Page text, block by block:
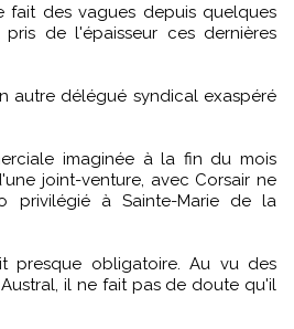
fait des vagues depuis quelques
pris de l'épaisseur ces dernières
autre délégué syndical exaspéré
imaginée à la fin du mois
joint-venture, avec Corsair ne
privilégié à Sainte-Marie de la
presque obligatoire. Au vu des
il ne fait pas de doute qu'il